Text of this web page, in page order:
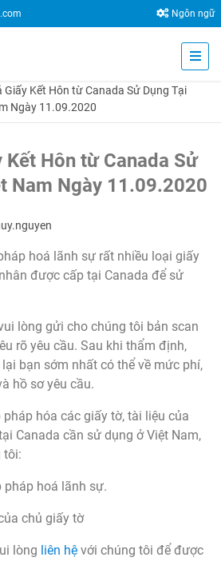
Ngôn ngữ
Giấy Kết Hôn từ Canada Sử Dụng Tại
Ngày 11.09.2020
Kết Hôn từ Canada Sử
Nam Ngày 11.09.2020
hoá lãnh sự rất nhiều loại giấy
được cấp tại Canada để sử
lòng gửi cho chúng tôi bản scan
rõ yêu cầu. Sau khi thẩm định,
bạn sớm nhất có thể về mức phí,
hồ sơ yêu cầu.
hóa các giấy tờ, tài liệu của
Canada cần sử dụng ở Việt Nam,
tôi:
pháp hoá lãnh sự.
chủ giấy tờ
lòng liên hệ với chúng tôi để được